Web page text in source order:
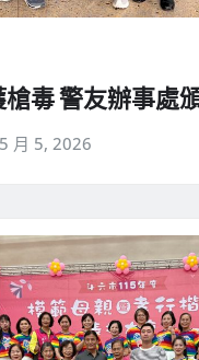
毒 警友辦事處
5 月 5, 2026